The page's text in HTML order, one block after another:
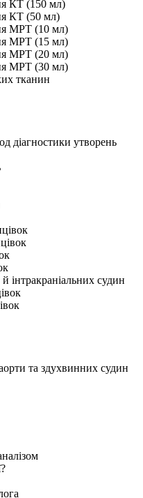
КТ (150 мл)
КТ (50 мл)
МРТ (10 мл)
МРТ (15 мл)
МРТ (20 мл)
МРТ (30 мл)
тканин
діагностики утворень
інтракраніальних судин
та здухвинних судин